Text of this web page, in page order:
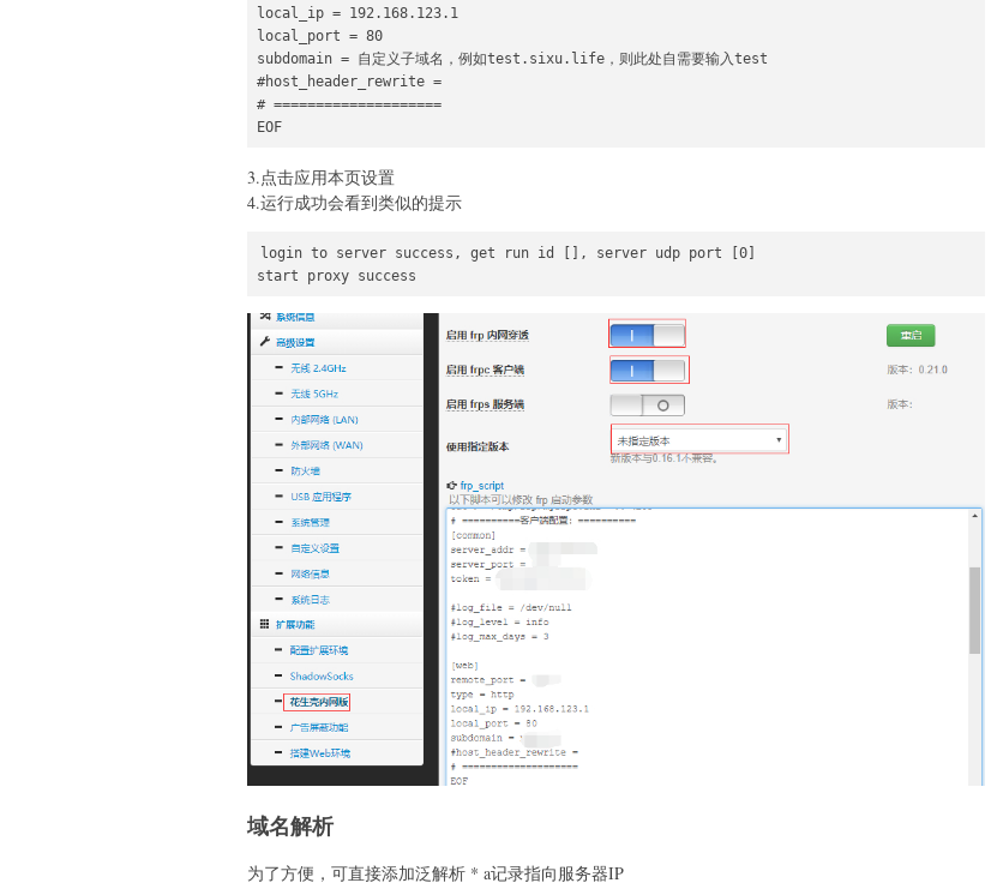
local_ip = 192.168.123.1
local_port = 80
subdomain = 自定义子域名，例如test.sixu.life，则此处自需要输入test
#host_header_rewrite =
# ====================
EOF
3.点击应用本页设置
4.运行成功会看到类似的提示
login to server success, get run id [], server udp port [0]
start proxy success
域名解析
为了方便，可直接添加泛解析 * a记录指向服务器IP